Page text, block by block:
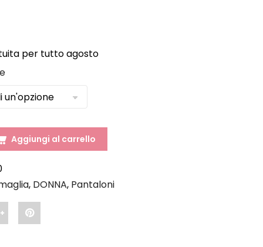
per tutto agosto
Aggiungi al carrello
, DONNA, Pantaloni
Pin